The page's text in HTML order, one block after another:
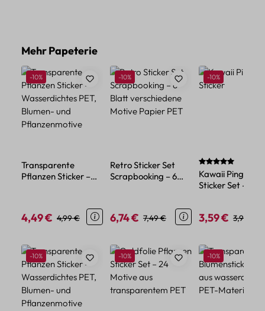
Produktgalerie überspringen
Mehr Papeterie
Rabatt
-10%
Transparente
Pflanzen Sticker –
Verkaufspreis:
4,49 € Regulärer Preis:
4,99 €
Rabatt
-10%
Retro Sticker Set
Scrapbooking – 6
Verkaufspreis:
6,74 € Regulärer Preis:
7,49 €
Rabatt
-10%
Kawaii Pinguin
Sticker Set – 45
Design
Verkaufspreis:
3,59 € 3,99 €
Produktgalerie überspringen
Rabatt
-10% Rabatt
-10% Rabatt
-10%